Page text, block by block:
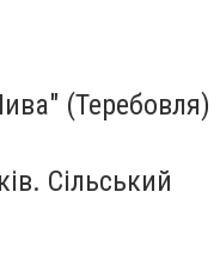
(Теребовля)
Сільський